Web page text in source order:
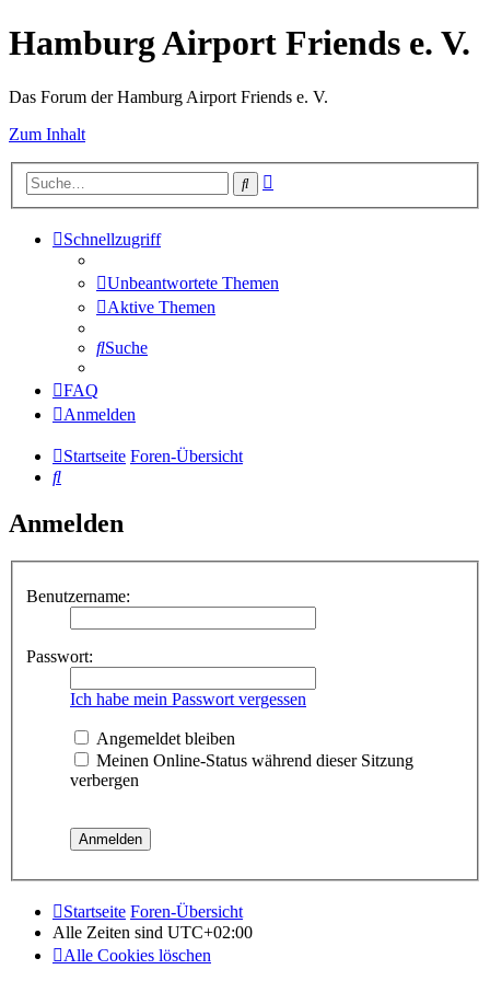
Hamburg Airport Friends e. V.
Das Forum der Hamburg Airport Friends e. V.
Zum Inhalt
Suche
Schnellzugriff
Unbeantwortete Themen
Aktive Themen
Suche
FAQ
Anmelden
Startseite Foren-Übersicht
Suche
Anmelden
Benutzername:
Passwort:
Ich habe mein Passwort vergessen
Angemeldet bleiben
Meinen Online-Status während dieser Sitzung
verbergen
Startseite Foren-Übersicht
Alle Zeiten sind UTC+02:00
Alle Cookies löschen